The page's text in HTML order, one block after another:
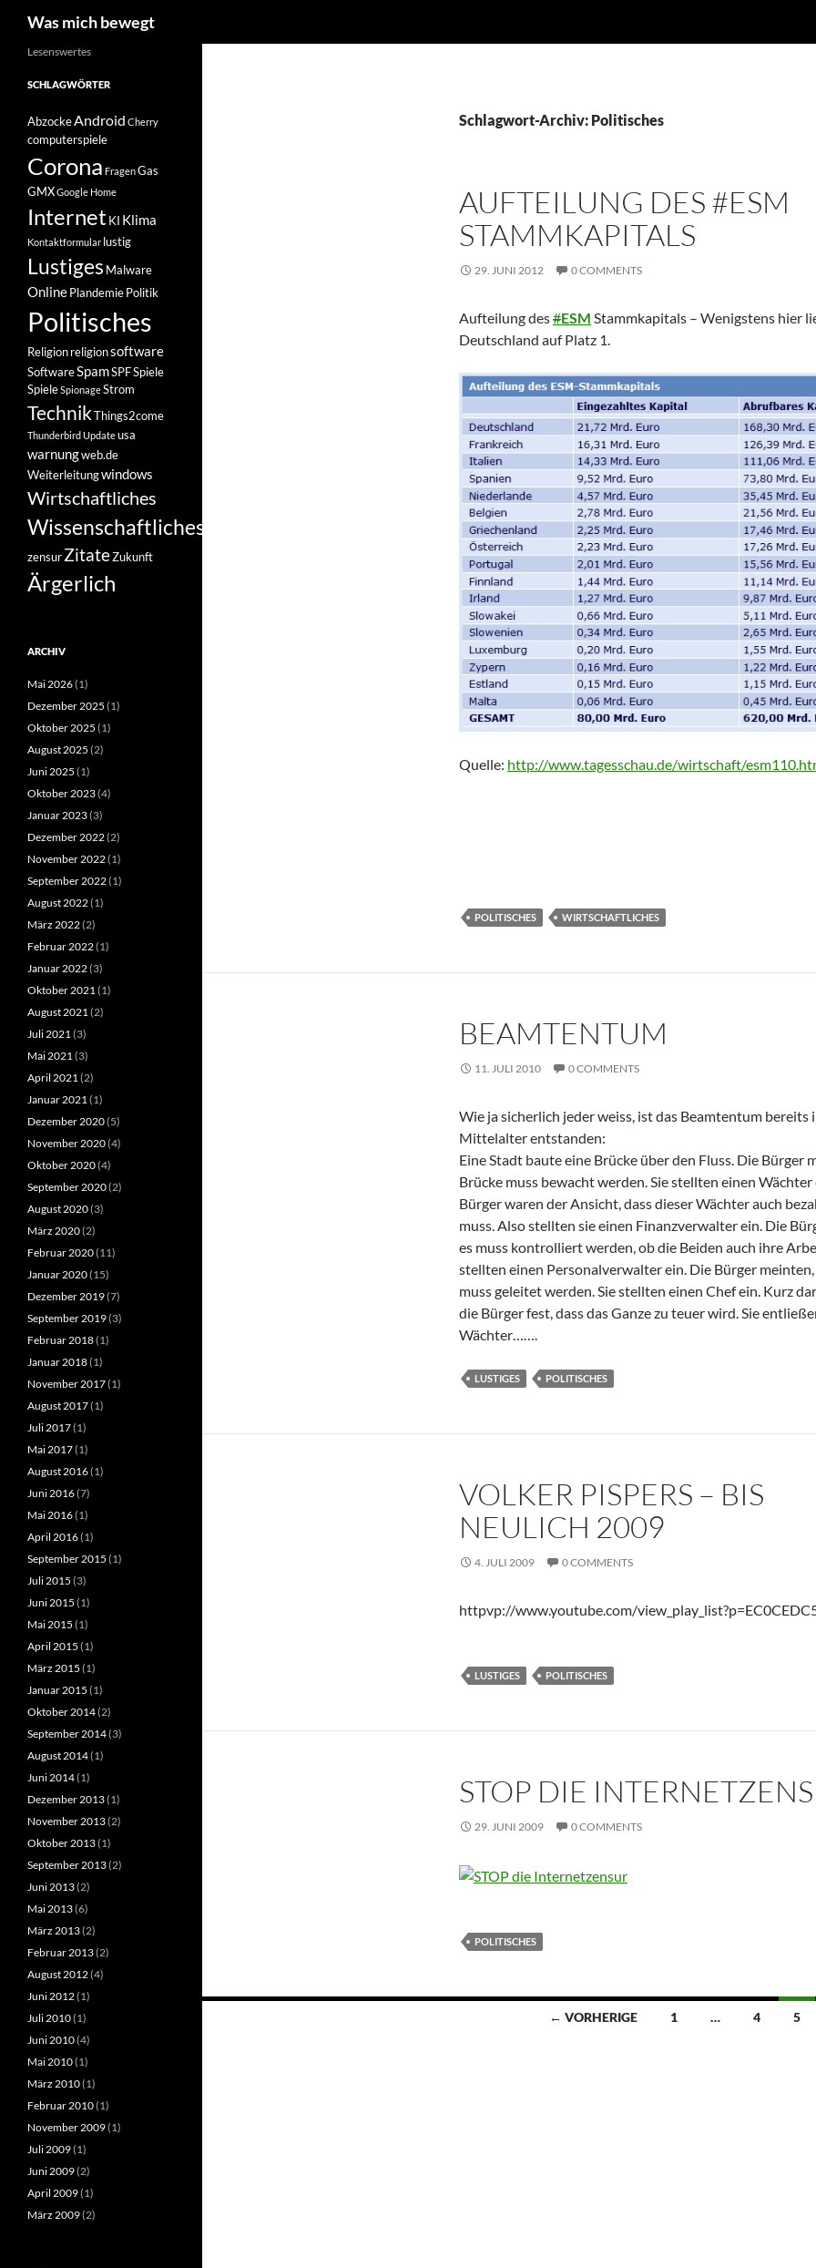
Was mich bewegt
Schlagwort-Archiv: Politisches
AUFTEILUNG DES ‪#ESM‬
STAMMKAPITALS
29. JUNI 2012 0 COMMENTS
Aufteilung des#ESM Stammkapitals – Wenigstens hier
Deutschland auf Platz 1.
Quelle: http://www.tagesschau.de/wirtschaft/
POLITISCHES WIRTSCHAFTLICHES
BEAMTENTUM
11. JULI 2010 0 COMMENTS
Wie ja sicherlich jeder weiss, ist das Beamtentum bereits
Mittelalter entstanden:
Eine Stadt baute eine Brücke über den Fluss. Die Bürger
Brücke muss bewacht werden. Sie stellten einen Wächter
Bürger waren der Ansicht, dass dieser Wächter auch
muss. Also stellten sie einen Finanzverwalter ein. Die
es muss kontrolliert werden, ob die Beiden auch ihre
stellten einen Personalverwalter ein. Die Bürger meinten,
muss geleitet werden. Sie stellten einen Chef ein. Kurz
die Bürger fest, dass das Ganze zu teuer wird. Sie
Wächter…….
LUSTIGES POLITISCHES
VOLKER PISPERS – BIS
NEULICH 2009
4. JULI 2009 0 COMMENTS
httpvp://www.youtube.com/
LUSTIGES POLITISCHES
STOP DIE
29. JUNI 2009 0 COMMENTS
POLITISCHES
← VORHERIGE 1 … 4 5
Lesenswertes
SCHLAGWÖRTER
AbzockeAndroid Cherry
computerspiele
Corona FragenGas
GMXGoogle Home
InternetKI Klima
Kontaktformular lustig
Lustiges Malware
OnlinePlandemiePolitik
Politisches
Religionreligionsoftware
SoftwareSpamSPFSpiele
SpieleSpionageStrom
TechnikThings2come
ThunderbirdUpdateusa
warnungweb.de
Weiterleitungwindows
Wirtschaftliches
Wissenschaftliches
zensurZitateZukunft
Ärgerlich
ARCHIV
Mai 2026(1)
Dezember 2025 (1)
Oktober 2025 (1)
August 2025 (2)
Juni 2025 (1)
Oktober 2023(4)
Januar 2023(3)
Dezember 2022(2)
November 2022(1)
September 2022(1)
August 2022(1)
März 2022(2)
Februar 2022(1)
Januar 2022(3)
Oktober 2021(1)
August 2021(2)
Juli 2021(3)
Mai 2021(3)
April 2021(2)
Januar 2021(1)
Dezember 2020(5)
November 2020(4)
Oktober 2020(4)
September 2020(2)
August 2020(3)
März 2020(2)
Februar 2020(11)
Januar 2020(15)
Dezember 2019(7)
September 2019(3)
Februar 2018(1)
Januar 2018(1)
November 2017(1)
August 2017(1)
Juli 2017(1)
Mai 2017(1)
August 2016(1)
Juni 2016(7)
Mai 2016(1)
April 2016(1)
September 2015 (1)
Juli 2015 (3)
Juni 2015 (1)
Mai 2015 (1)
April 2015 (1)
März 2015 (1)
Januar 2015 (1)
Oktober 2014(2)
September 2014(3)
August 2014(1)
Juni 2014(1)
Dezember 2013(1)
November 2013(2)
Oktober 2013(1)
September 2013(2)
Juni 2013(2)
Mai 2013(6)
März 2013(2)
Februar 2013(2)
August 2012(4)
Juni 2012(1)
Juli 2010(1)
Juni 2010(4)
Mai 2010(1)
März 2010(1)
Februar 2010(1)
November 2009(1)
Juli 2009(1)
Juni 2009(2)
April 2009(1)
März 2009(2)